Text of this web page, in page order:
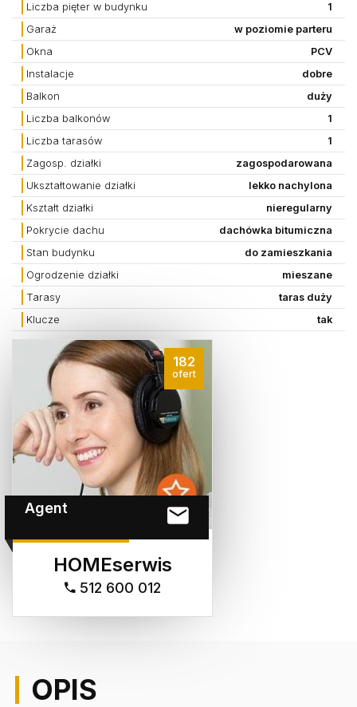
Liczba pięter w budynku
1
Garaż
w poziomie parteru
Okna
PCV
Instalacje
dobre
Balkon
duży
Liczba balkonów
1
Liczba tarasów
1
Zagosp. działki
zagospodarowana
Ukształtowanie działki
lekko nachylona
Kształt działki
nieregularny
Pokrycie dachu
dachówka bitumiczna
Stan budynku
do zamieszkania
Ogrodzenie działki
mieszane
Tarasy
taras duży
Klucze
tak
182
ofert
Agent
HOMEserwis
512 600 012
OPIS